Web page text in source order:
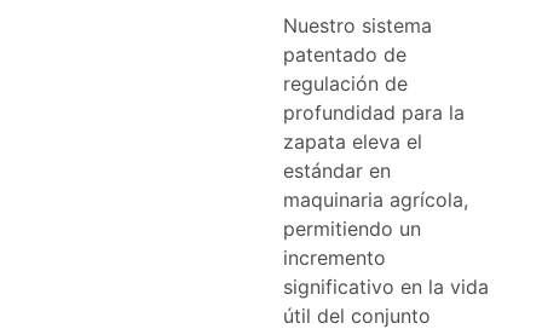
Nuestro sistema
patentado de
regulación de
profundidad para la
zapata eleva el
estándar en
maquinaria agrícola,
permitiendo un
incremento
significativo en la vida
útil del conjunto